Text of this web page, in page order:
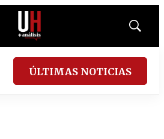
Mostrar
ÚLTIMAS NOTICIAS